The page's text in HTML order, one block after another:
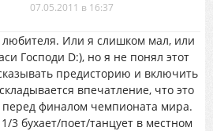
07.05.2011 в 16:37
Или я слишком мал, или
Господи D:), но я не понял этот
предисторию и включить
впечатление, что это
перед финалом чемпионата мира.
3 бухает/поет/танцует в местном